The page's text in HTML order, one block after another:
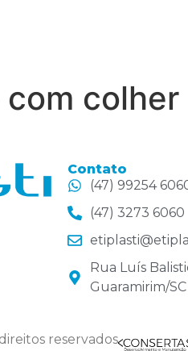
colher
Contato
(47) 99254
(47) 3273 6060
Rua Luís
Guaramirim/
reservados